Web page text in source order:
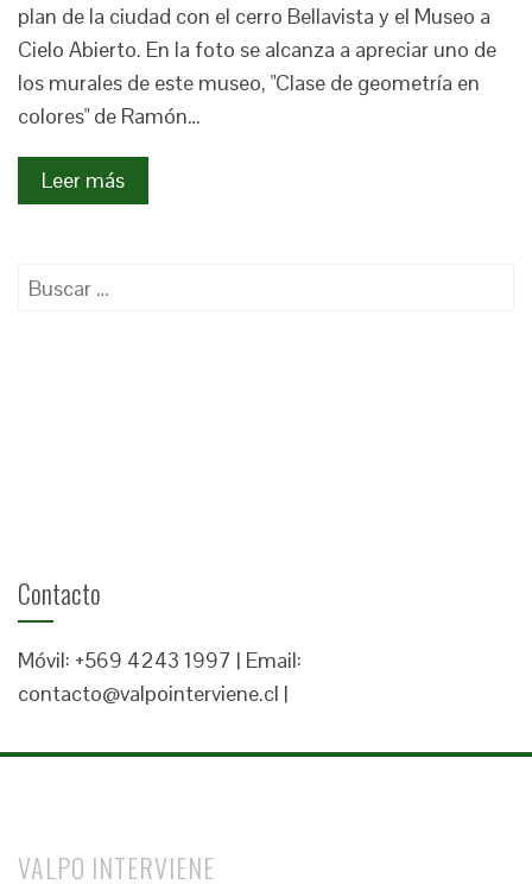
plan de la ciudad con el cerro Bellavista y el Museo a
Cielo Abierto. En la foto se alcanza a apreciar uno de
los murales de este museo, "Clase de geometría en
colores" de Ramón…
Leer más
Buscar:
Contacto
Móvil: +569 4243 1997 | Email:
contacto@valpointerviene.cl |
VALPO INTERVIENE